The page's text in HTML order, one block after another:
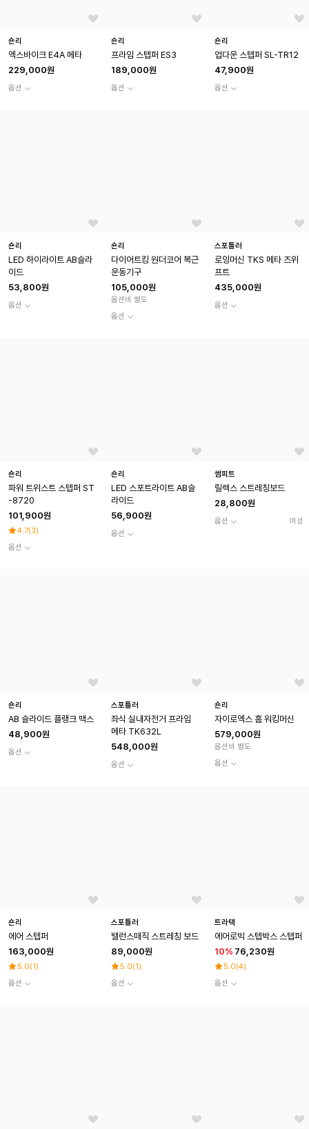
숀리
엑스바이크 E4A 메타
229,000원
옵션
숀리
프라임 스텝퍼 ES3
189,000원
옵션
숀리
업다운 스텝퍼 SL-TR12
47,900원
옵션
숀리
LED 하이라이트 AB슬라
이드
53,800원
옵션
숀리
다이어트킹 원더코어 복근
운동기구
105,000원
옵션비 별도
옵션
스포틀러
로잉머신 TKS 메타 즈위
프트
435,000원
옵션
숀리
파워 트위스트 스텝퍼 ST
-8720
101,900원
4.7(3)
옵션
숀리
LED 스포트라이트 AB슬
라이드
56,900원
옵션
썸피트
릴렉스 스트레칭보드
28,800원
옵션 여성
숀리
AB 슬라이드 플랭크 맥스
48,900원
옵션
스포틀러
좌식 실내자전거 프라임
메타 TK632L
548,000원
옵션
숀리
자이로엑스 홈 워킹머신
579,000원
옵션비 별도
옵션
숀리
에어 스텝퍼
163,000원
5.0(1 )
옵션
스포틀러
밸런스매직 스트레칭 보드
89,000원
5.0(1 )
옵션
트라택
에어로빅 스텝박스 스텝퍼
10% 76,230원
5.0(4)
옵션